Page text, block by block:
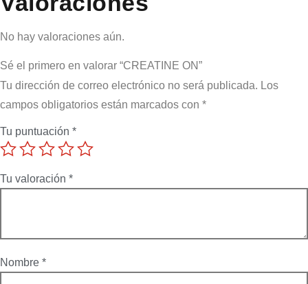
No hay valoraciones aún.
Sé el primero en valorar “CREATINE ON”
Tu dirección de correo electrónico no será publicada. Los
campos obligatorios están marcados con *
Tu puntuación *
Tu valoración *
Nombre *